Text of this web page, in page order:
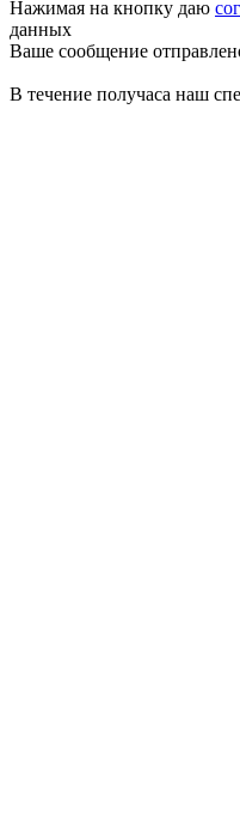
Нажимая на кнопку даю
данных
Ваше сообщение
В течение получаса наш